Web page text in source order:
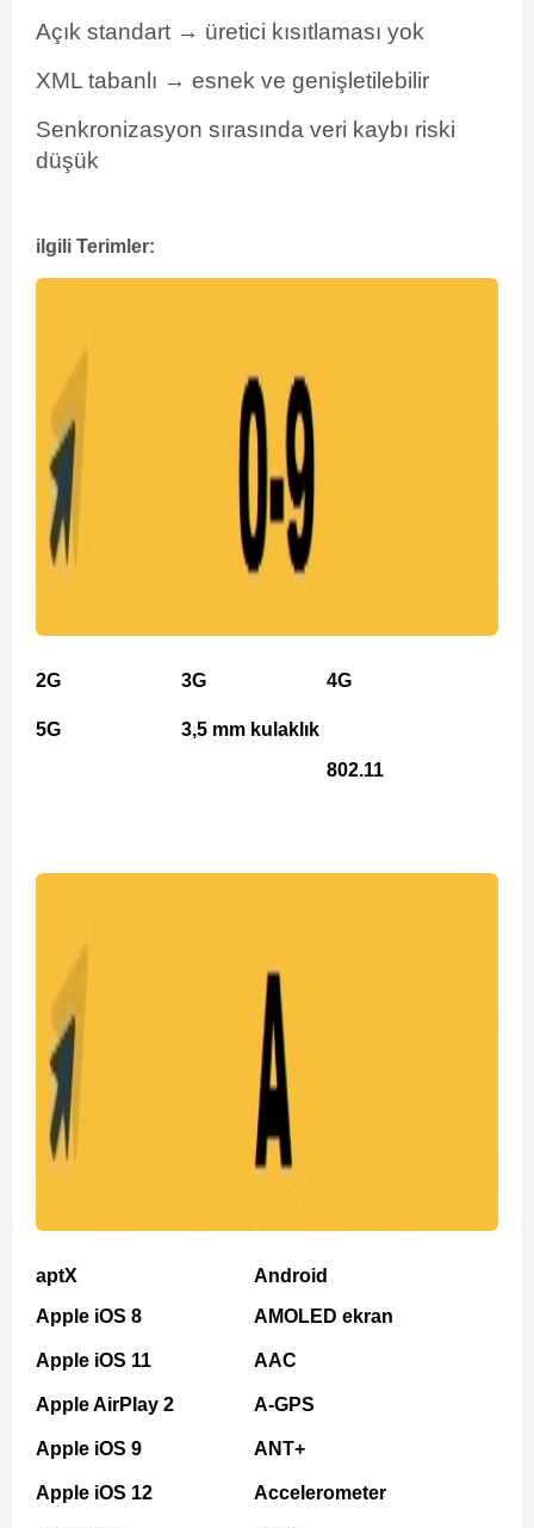
Açık standart → üretici kısıtlaması yok
XML tabanlı → esnek ve genişletilebilir
Senkronizasyon sırasında veri kaybı riski
düşük
ilgili Terimler:
2G 3G 4G
5G
3,5 mm kulaklık
802.11
aptX
Apple iOS 8
Apple iOS 11
Apple AirPlay 2
Apple iOS 9
Apple iOS 12
Android
AMOLED ekran
AAC
A-GPS
ANT+
Accelerometer